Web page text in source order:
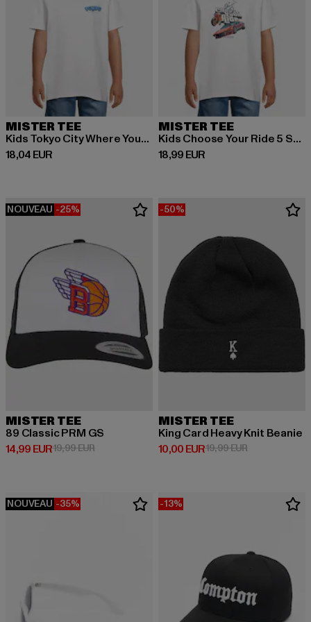
MISTER TEE
Kids Tokyo City Where Your Future Begins Tee
18,04 EUR
Prix courant: 18,04 EUR
MISTER TEE
Kids Choose Your Ride 5 Stars Tee
18,99 EUR
Prix courant: 18,99 EUR
NOUVEAU -25%
MISTER TEE
89 Classic PRM GS
14,99 EUR
Prix courant: 14,99 EUR
19,99 EURPrix en promotion: 19,99 EUR
-50%
MISTER TEE
King Card Heavy Knit Beanie
10,00 EUR
Prix courant: 10,00 EUR
19,99 EURPrix en
NOUVEAU -35% -13%